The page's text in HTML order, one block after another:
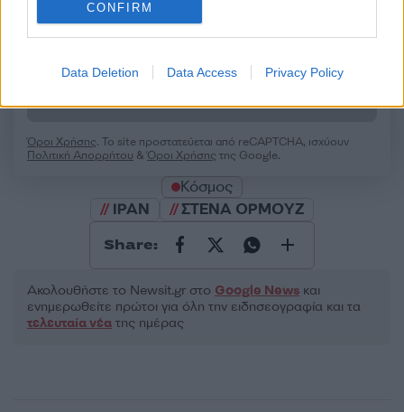
CONFIRM
Data Deletion Data Access Privacy Policy
2000 /2000
Όροι Χρήσης. Το site προστατεύεται από reCAPTCHA, ισχύουν
Πολιτική Απορρήτου &Όροι Χρήσης της Google.
Κόσμος
ΙΡΑΝ
ΣΤΕΝΑ ΟΡΜΟΥΖ
Share:
Ακολουθήστε το Νewsit.gr στο Google News και
ενημερωθείτε πρώτοι για όλη την ειδησεογραφία και τα
τελευταία νέα της ημέρας